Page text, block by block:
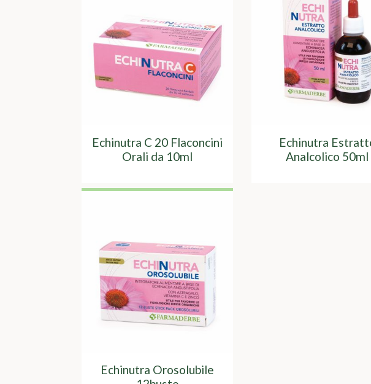
Echinutra C 20 Flaconcini
Orali da 10ml
Echinutra
Analcolico 50ml
Echinutra Orosolubile